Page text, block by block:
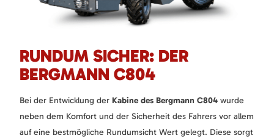
RUNDUM SICHER: DER
BERGMANN C804
Bei der Entwicklung der Kabine des Bergmann C804 wurde
neben dem Komfort und der Sicherheit des Fahrers vor allem
auf eine bestmögliche Rundumsicht Wert gelegt. Diese sorgt